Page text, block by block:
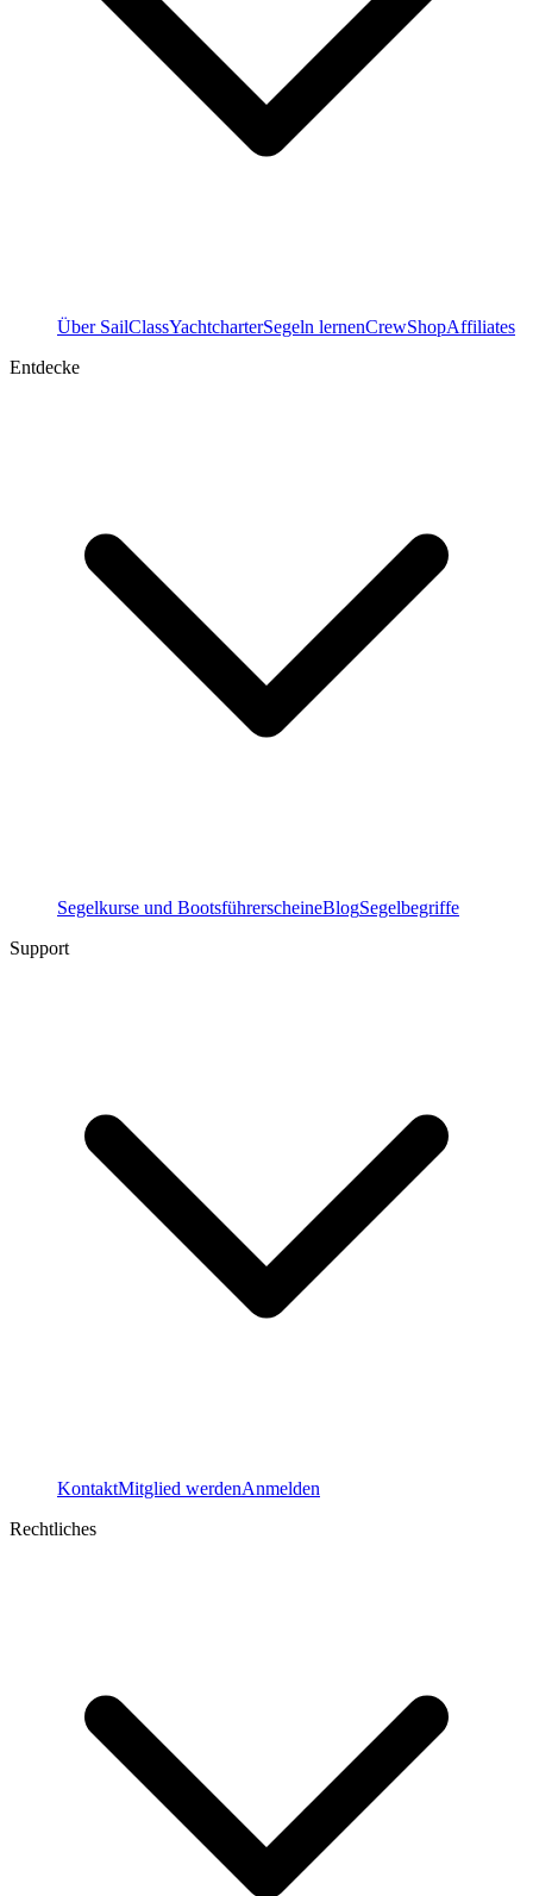
Über SailClassYachtcharterSegeln lernenCrewShopAffiliates
Entdecke
Segelkurse und BootsführerscheineBlogSegelbegriffe
Support
KontaktMitglied werdenAnmelden
Rechtliches